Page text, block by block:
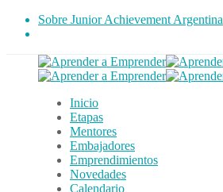
Sobre Junior Achievement Argentina
Inicio
Etapas
Mentores
Embajadores
Emprendimientos
Novedades
Calendario